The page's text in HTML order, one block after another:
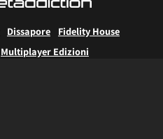
Dissapore
Fidelity House
Multiplayer Edizioni